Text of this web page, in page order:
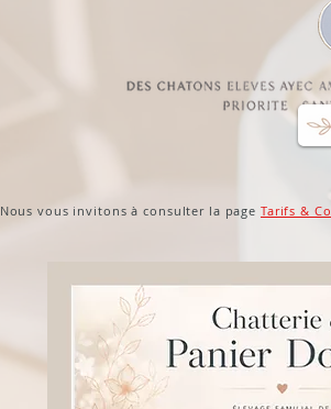
Nous vous invitons à consulter la page Tarifs &